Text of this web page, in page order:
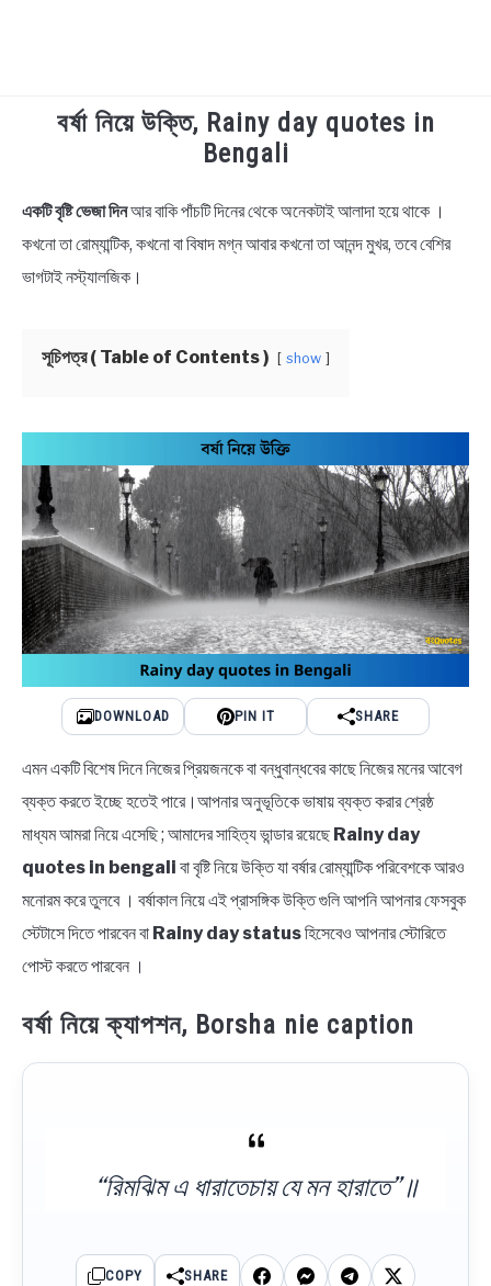
TECHNOLOGY
BIOGRAPHY
BENGALI WISHES
QUOTES & CAPTIONS
NEWS
BENGALI LYRICS
BENGALI NAMES
BENGALI STORIES
বর্ষা নিয়ে উক্তি, Rainy day quotes in
Bengali
in
Bengali
Bengali
Quotes,Bengali
একটি বৃষ্টি ভেজা দিনআর বাকি পাঁচটি দিনের থেকে অনেকটাই আলাদা হয়ে থাকে ।
কখনো তা রোম্যান্টিক, কখনো বা বিষাদ মগ্ন আবার কখনো তা আনন্দ মুখর, তবে বেশির
ভাগটাই নস্ট্যালজিক।
সূচিপত্র ( Table of Contents ) show
DOWNLOAD PIN IT SHARE
এমন একটি বিশেষ দিনে নিজের প্রিয়জনকে বা বন্ধুবান্ধবের কাছে নিজের মনের আবেগ
ব্যক্ত করতে ইচ্ছে হতেই পারে।আপনার অনুভূতিকে ভাষায় ব্যক্ত করার শ্রেষ্ঠ
মাধ্যম আমরা নিয়ে এসেছি ; আমাদের সাহিত্য ভান্ডার রয়েছে Rainy day
quotes in bengali বা বৃষ্টি নিয়ে উক্তি যা বর্ষার রোম্যান্টিক পরিবেশকে আরও
মনোরম করে তুলবে । বর্ষাকাল নিয়ে এই প্রাসঙ্গিক উক্তি গুলি আপনি আপনার ফেসবুক
স্টেটাসে দিতে পারবেন বা Rainy day statusহিসেবেও আপনার স্টোরিতে
পোস্ট করতে পারবেন ।
বর্ষা নিয়ে ক্যাপশন, Borsha nie caption
“রিমঝিম এ ধারাতেচায় যে মন হারাতে”॥
COPY SHARE